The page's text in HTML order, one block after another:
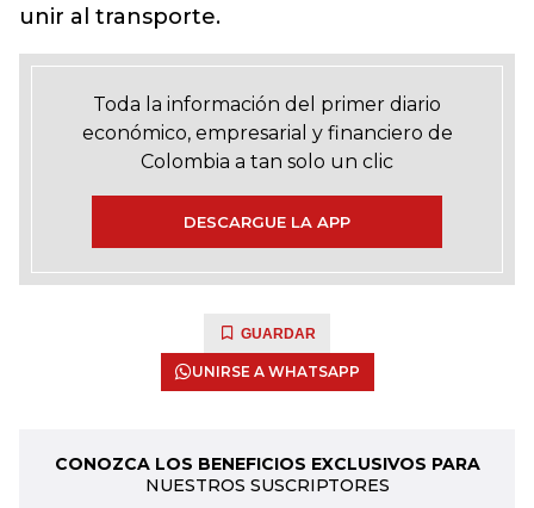
unir al transporte.
Toda la información del primer diario
económico, empresarial y financiero de
Colombia a tan solo un clic
DESCARGUE LA APP
GUARDAR
UNIRSE A WHATSAPP
CONOZCA LOS BENEFICIOS EXCLUSIVOS PARA
NUESTROS SUSCRIPTORES